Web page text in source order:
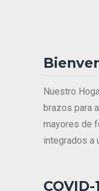
Nuestro
brazos para
mayores de
integrados a
COVID-